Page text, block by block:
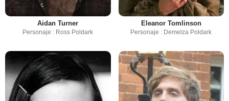
Aidan Turner
Personaje : Ross Poldark
Eleanor Tomlinson
Personaje : Demelza Poldark